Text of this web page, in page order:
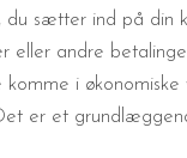
sætter ind på din
eller andre
komme i
er et